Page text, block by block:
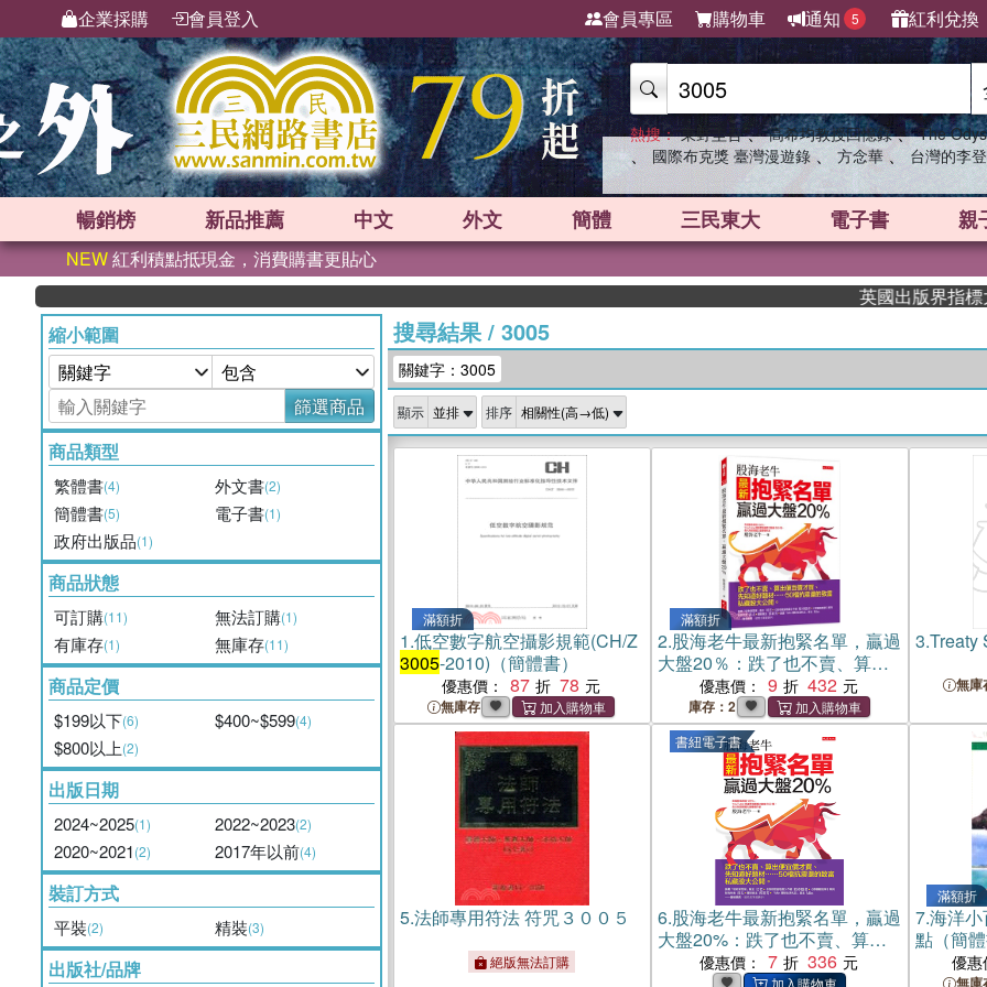
企業採購 會員登入 會員專區 購物車 通知 5 紅利兌換
熱搜： 東野圭吾 、 高希均教授回憶錄 、 The
、 國際布克獎 臺灣漫遊錄 、 方念華 、 台灣的李
暢銷榜 新品推薦 中文 外文 簡體 三民東大 電子書 親
NEW紅利積點抵現金，消費購書更貼心
英國出版界指標大
縮小範圍
篩選商品
商品類型
繁體書(4) 外文書(2)
簡體書(5) 電子書(1)
政府出版品(1)
商品狀態
可訂購(11) 無法訂購(1)
有庫存(1) 無庫存(11)
商品定價
$199以下(6) $400~$599(4)
$800以上(2)
出版日期
2024~2025(1) 2022~2023(2)
2020~2021(2) 2017年以前(4)
裝訂方式
平裝(2) 精裝(3)
出版社/品牌
搜尋結果/ 3005
關鍵字：3005
顯示 排序
滿額折
1.低空數字航空攝影規範(CH/Z
3005-2010)（簡體書）
優惠價： 87 78
無庫存
滿額折
2.股海老牛最新抱緊名單，贏過
大盤20％：跌了也不賣、算出
便宜價才買、先知道好題
材……50檔抗震盪的致富私藏
股大公開。
優惠價： 9 432
庫存：2
3.Treaty
無庫
5.法師專用符法 符咒３００５
絕版無法訂購
書紐電子書
6.股海老牛最新抱緊名單，贏過
大盤20%：跌了也不賣、算出
便宜價才買、先知道好題
優惠價： 7 336
滿額折
7.海洋
點（簡
優惠
無庫